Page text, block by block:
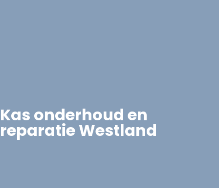
Kas onderhoud en
reparatie Westland